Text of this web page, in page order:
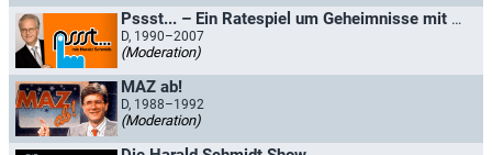
Pssst... – Ein Ratespiel um Geheimnisse mit Harald Schmidt
D, 1990–2007
(Moderation)
MAZ ab!
D, 1988–1992
(Moderation)